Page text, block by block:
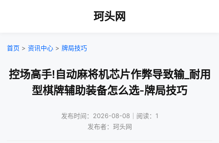
珂头网
首页 > 资讯中心 > 牌局技巧
控场高手!自动麻将机芯片作弊导致输_耐用
型棋牌辅助装备怎么选-牌局技巧
发布时间：2026-08-08｜阅读：1
发布者：珂头网